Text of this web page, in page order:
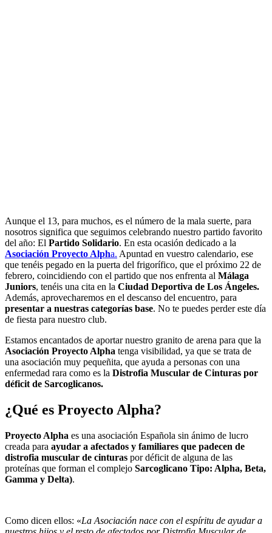
Aunque el 13, para muchos, es el número de la mala suerte, para
nosotros significa que seguimos celebrando nuestro partido favorito
del año: El Partido Solidario. En esta ocasión dedicado a la
Asociación Proyecto Alpha. Apuntad en vuestro calendario, ese
que tenéis pegado en la puerta del frigorífico, que el próximo 22 de
febrero, coincidiendo con el partido que nos enfrenta al Málaga
Juniors, tenéis una cita en la Ciudad Deportiva de Los Ángeles.
Además, aprovecharemos en el descanso del encuentro, para
presentar a nuestras categorías base. No te puedes perder este día
de fiesta para nuestro club.
Estamos encantados de aportar nuestro granito de arena para que la
Asociación Proyecto Alpha tenga visibilidad, ya que se trata de
una asociación muy pequeñita, que ayuda a personas con una
enfermedad rara como es la Distrofia Muscular de Cinturas por
déficit de Sarcoglicanos.
¿Qué es Proyecto Alpha?
Proyecto Alpha es una asociación Española sin ánimo de lucro
creada para ayudar a afectados y familiares que padecen de
distrofia muscular de cinturas por déficit de alguna de las
proteínas que forman el complejo Sarcoglicano Tipo: Alpha, Beta,
Gamma y Delta).
Como dicen ellos: «La Asociación nace con el espíritu de ayudar a